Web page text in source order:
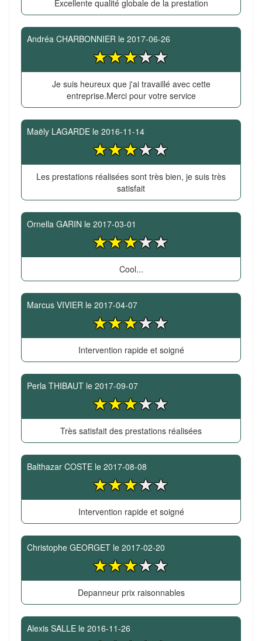
Excellente qualité globale de la prestation
Andréa CHARBONNIER le 2017-06-26
Je suis heureux que j'ai travaillé avec cette
entreprise.Merci pour votre service
Maëly LAGARDE le 2016-11-14
Les prestations réalisées sont très bien, je suis très
satisfait
Ornella GARIN le 2017-03-01
Cool...
Marcus VIVIER le 2017-04-07
Intervention rapide et soigné
Perla THIBAUT le 2017-09-07
Très satisfait des prestations réalisées
Balthazar COSTE le 2017-08-08
Intervention rapide et soigné
Christophe GEORGET le 2017-02-20
Depanneur prix raisonnables
Alexis SALLE le 2016-11-26